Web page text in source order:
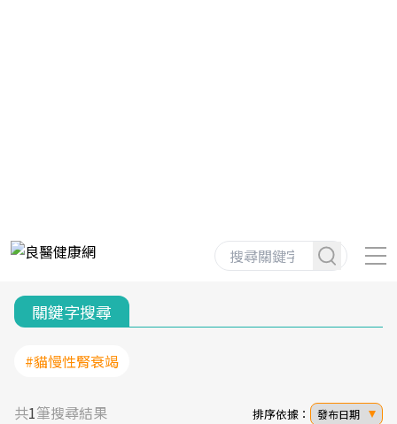
關鍵字搜尋
#貓慢性腎衰竭
共1筆搜尋結果 排序依據： 發布日期